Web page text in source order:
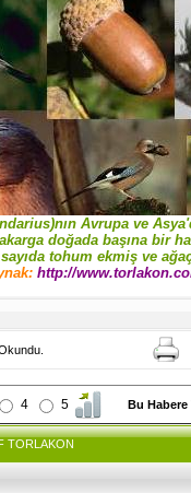
Avrupa ve
doğada başına bir
sayıda tohum ekmiş ve
http://
4 5 Bu Habere
TORLAKON